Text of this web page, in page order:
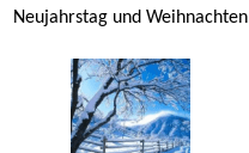
Neujahrstag und Weihnachten